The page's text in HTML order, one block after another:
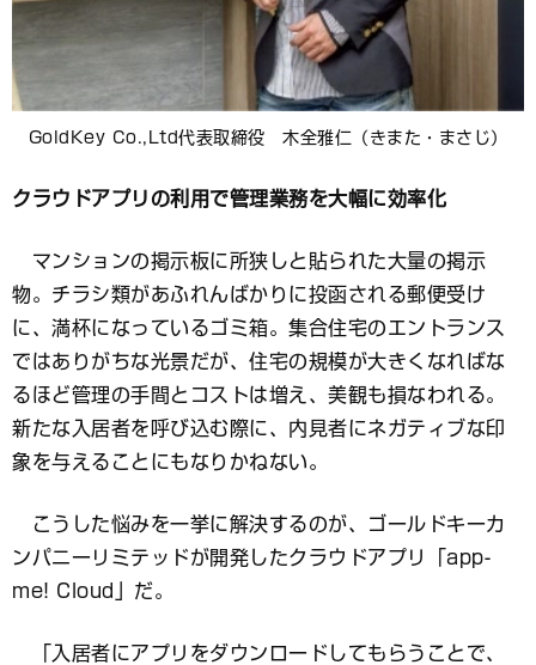
GoldKey Co.,Ltd代表取締役 木全雅仁（きまた・まさじ）
クラウドアプリの利用で管理業務を大幅に効率化
マンションの掲示板に所狭しと貼られた大量の掲示
物。チラシ類があふれんばかりに投函される郵便受け
に、満杯になっているゴミ箱。集合住宅のエントランス
ではありがちな光景だが、住宅の規模が大きくなればな
るほど管理の手間とコストは増え、美観も損なわれる。
新たな入居者を呼び込む際に、内見者にネガティブな印
象を与えることにもなりかねない。
こうした悩みを一挙に解決するのが、ゴールドキーカ
ンパニーリミテッドが開発したクラウドアプリ「app-
me! Cloud」だ。
「入居者にアプリをダウンロードしてもらうことで、